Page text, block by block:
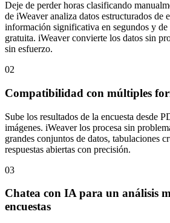
Deje de perder horas clasificando
de iWeaver analiza datos estructurados de
información significativa en segundos y
gratuita. iWeaver convierte los datos sin
sin esfuerzo.
02
Compatibilidad con múltiples
Sube los resultados de la encuesta desde
imágenes. iWeaver los procesa sin
grandes conjuntos de datos, tabulaciones
respuestas abiertas con precisión.
03
Chatea con IA para un análisis
encuestas